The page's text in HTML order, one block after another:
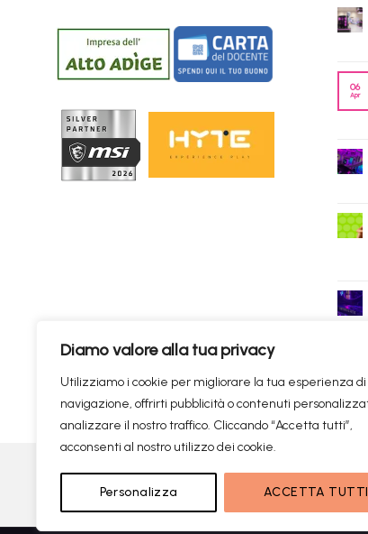
Diamo valore alla tua privacy
Utilizziamo i cookie per migliorare la tua esperienza di
navigazione, offrirti pubblicità o contenuti
analizzare il nostro traffico. Cliccando “Accetta tutti”,
acconsenti al nostro utilizzo dei cookie.
Personalizza ACCETTA TUTTI
06
Apr
Visa
RICERCHE DI TENDENZA ✦Prodotti consigliati
Ricerca istantanea